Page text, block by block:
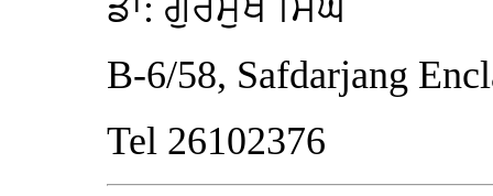
ਡਾ: ਗੁਰਮੁਖ ਸਿੰਘ
B-6/58, Safdarjang
Tel 26102376